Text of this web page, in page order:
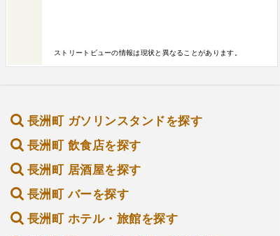
ストリートビューの情報は現状と異なることがあります。
長洲町 ガソリンスタンドを探す
長洲町 飲食店を探す
長洲町 居酒屋を探す
長洲町 バーを探す
長洲町 ホテル・旅館を探す